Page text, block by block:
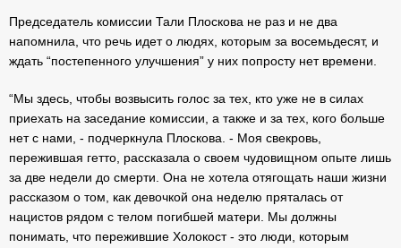
Председатель комиссии Тали Плоскова не раз и не два
напомнила, что речь идет о людях, которым за восемьдесят, и
ждать “постепенного улучшения” у них попросту нет времени.
“Мы здесь, чтобы возвысить голос за тех, кто уже не в силах
приехать на заседание комиссии, а также и за тех, кого больше
нет с нами, - подчеркнула Плоскова. - Моя свекровь,
пережившая гетто, рассказала о своем чудовищном опыте лишь
за две недели до смерти. Она не хотела отягощать наши жизни
рассказом о том, как девочкой она неделю пряталась от
нацистов рядом с телом погибшей матери. Мы должны
понимать, что пережившие Холокост - это люди, которым